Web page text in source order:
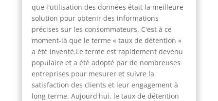
que l'utilisation des données était la meilleure
solution pour obtenir des informations
précises sur les consommateurs. C'est à ce
moment-là que le terme « taux de détention »
a été inventé.Le terme est rapidement devenu
populaire et a été adopté par de nombreuses
entreprises pour mesurer et suivre la
satisfaction des clients et leur engagement à
long terme. Aujourd'hui, le taux de détention